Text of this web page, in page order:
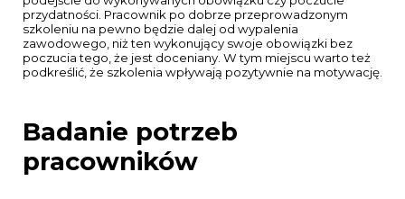
przydatności. Pracownik po dobrze przeprowadzonym
szkoleniu na pewno będzie dalej od wypalenia
zawodowego, niż ten wykonujący swoje obowiązki bez
poczucia tego, że jest doceniany. W tym miejscu warto też
podkreślić, że szkolenia wpływają pozytywnie na motywację.
Badanie potrzeb
pracowników